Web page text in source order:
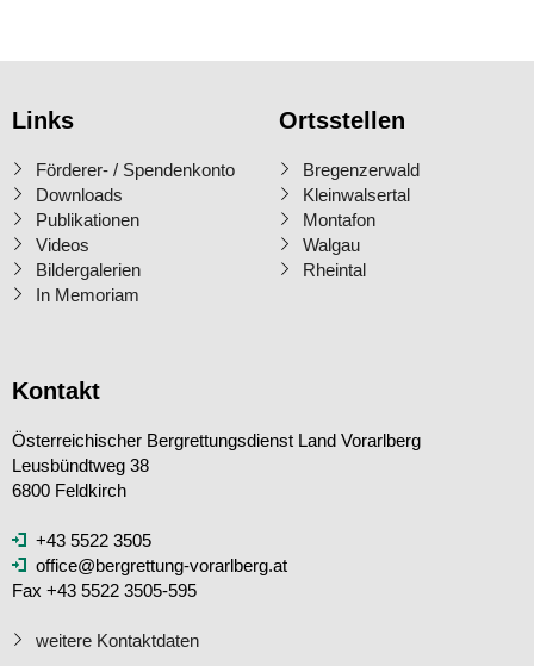
Links
Förderer- / Spendenkonto
Downloads
Publikationen
Videos
Bildergalerien
In Memoriam
Ortsstellen
Bregenzerwald
Kleinwalsertal
Montafon
Walgau
Rheintal
Kontakt
Österreichischer Bergrettungsdienst Land Vorarlberg
Leusbündtweg 38
6800 Feldkirch
+43 5522 3505
office@bergrettung-vorarlberg.at
Fax +43 5522 3505-595
weitere Kontaktdaten